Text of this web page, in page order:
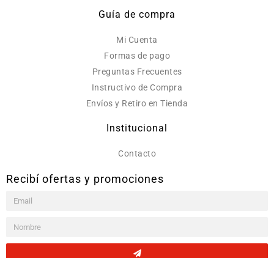
Guía de compra
Mi Cuenta
Formas de pago
Preguntas Frecuentes
Instructivo de Compra
Envíos y Retiro en Tienda
Institucional
Contacto
Recibí ofertas y promociones